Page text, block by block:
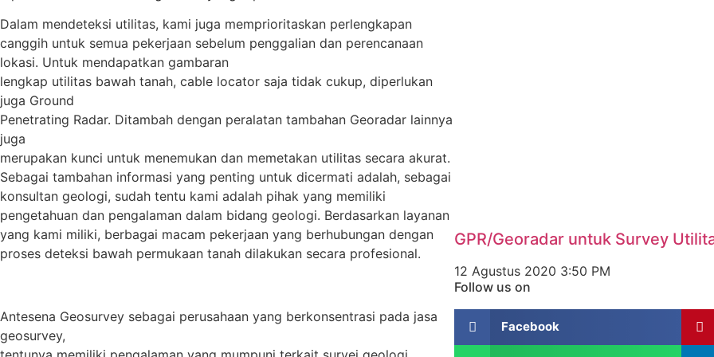
Dalam mendeteksi utilitas, kami juga memprioritaskan perlengkapan
canggih untuk semua pekerjaan sebelum penggalian dan perencanaan
lokasi. Untuk mendapatkan gambaran
lengkap utilitas bawah tanah, cable locator saja tidak cukup, diperlukan
juga Ground
Penetrating Radar. Ditambah dengan peralatan tambahan Georadar lainnya
juga
merupakan kunci untuk menemukan dan memetakan utilitas secara akurat.
Sebagai tambahan informasi yang penting untuk dicermati adalah, sebagai
konsultan geologi, sudah tentu kami adalah pihak yang memiliki
pengetahuan dan pengalaman dalam bidang geologi. Berdasarkan layanan
yang kami miliki, berbagai macam pekerjaan yang berhubungan dengan
proses deteksi bawah permukaan tanah dilakukan secara profesional.
Antesena Geosurvey sebagai perusahaan yang berkonsentrasi pada jasa
geosurvey,
GPR/Georadar untuk Survey
12 Agustus 2020 3:50 PM
Follow us on
Facebook